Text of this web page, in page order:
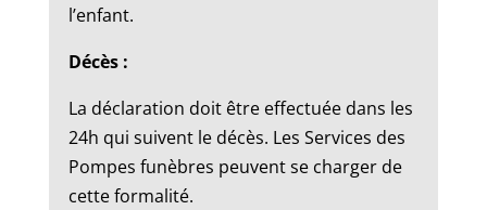
l’enfant.
Décès :
La déclaration doit être effectuée dans les
24h qui suivent le décès. Les Services des
Pompes funèbres peuvent se charger de
cette formalité.